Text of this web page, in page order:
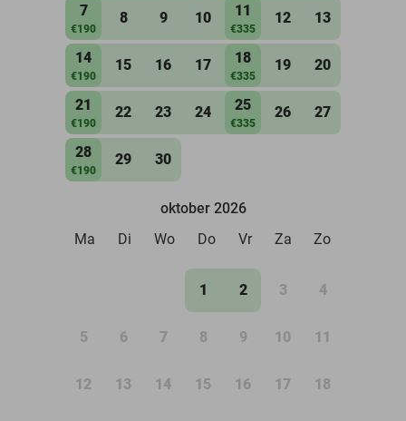
7
€190
8 9 10 11
€335
12 13
14
€190
15 16 17 18
€335
19 20
21
€190
22 23 24 25
€335
26 27
28
€190
29 30
oktober 2026
Ma
Di Wo Do Vr Za Zo
1 2 3 4
5 6 7 8 9 10 11
12 13 14 15 16 17 18